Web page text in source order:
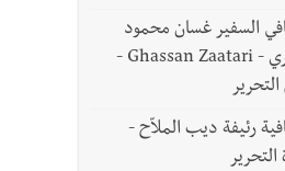
السفير غسان محمود
الزعتري - Ghassan Zaatari -
رئيفة ديب الملاّح -
التحرير